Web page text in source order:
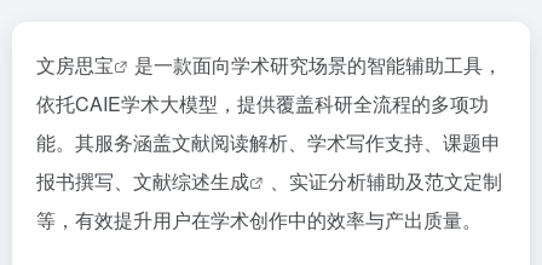
文房思宝
是一款面向学术研究场景的智能辅助工具，
依托CAIE学术大模型，提供覆盖科研全流程的多项功
能。其服务涵盖文献阅读解析、学术写作支持、课题申
报书撰写、 文献综述生成
、实证分析辅助及范文定制
等，有效提升用户在学术创作中的效率与产出质量。